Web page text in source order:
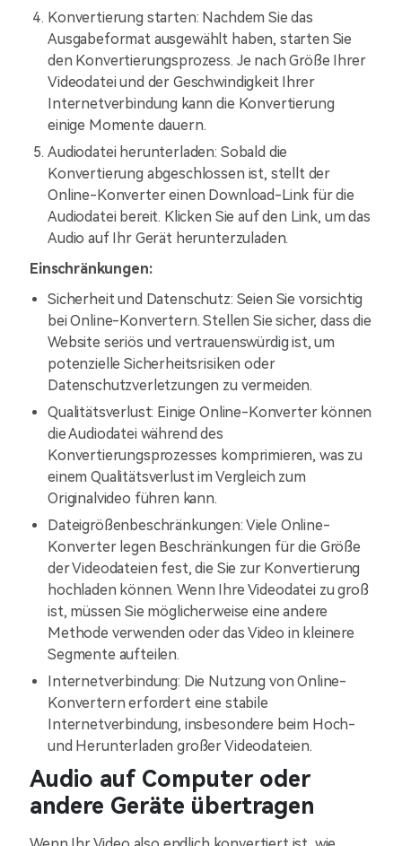
Konvertierung starten: Nachdem Sie das
Ausgabeformat ausgewählt haben, starten Sie
den Konvertierungsprozess. Je nach Größe Ihrer
Videodatei und der Geschwindigkeit Ihrer
Internetverbindung kann die Konvertierung
einige Momente dauern.
Audiodatei herunterladen: Sobald die
Konvertierung abgeschlossen ist, stellt der
Online-Konverter einen Download-Link für die
Audiodatei bereit. Klicken Sie auf den Link, um das
Audio auf Ihr Gerät herunterzuladen.
Einschränkungen:
Sicherheit und Datenschutz: Seien Sie vorsichtig
bei Online-Konvertern. Stellen Sie sicher, dass die
Website seriös und vertrauenswürdig ist, um
potenzielle Sicherheitsrisiken oder
Datenschutzverletzungen zu vermeiden.
Qualitätsverlust: Einige Online-Konverter können
die Audiodatei während des
Konvertierungsprozesses komprimieren, was zu
einem Qualitätsverlust im Vergleich zum
Originalvideo führen kann.
Dateigrößenbeschränkungen: Viele Online-
Konverter legen Beschränkungen für die Größe
der Videodateien fest, die Sie zur Konvertierung
hochladen können. Wenn Ihre Videodatei zu groß
ist, müssen Sie möglicherweise eine andere
Methode verwenden oder das Video in kleinere
Segmente aufteilen.
Internetverbindung: Die Nutzung von Online-
Konvertern erfordert eine stabile
Internetverbindung, insbesondere beim Hoch-
und Herunterladen großer Videodateien.
Audio auf Computer oder
andere Geräte übertragen